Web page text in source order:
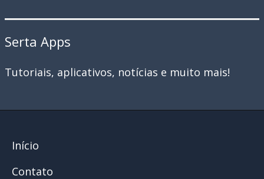
Serta Apps
Tutoriais, aplicativos, notícias e muito mais!
Início
Contato